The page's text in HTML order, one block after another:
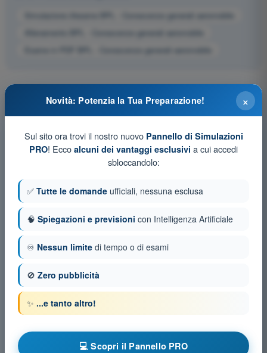
Simulazione d'esame BPL - Conoscenze generali aeromobile
Allenamento BPL - Conoscenze generali aeromobile
Esame in PDF BPL - Conoscenze generali aeromobile
×
Novità: Potenzia la Tua Preparazione!
Sul sito ora trovi il nostro nuovo Pannello di Simulazioni
PRO! Ecco alcuni dei vantaggi esclusivi a cui accedi
sbloccandolo:
✅ Tutte le domande ufficiali, nessuna esclusa
🧠 Spiegazioni e previsioni con Intelligenza Artificiale
♾️ Nessun limite di tempo o di esami
🚫 Zero pubblicità
✨ ...e tanto altro!
💻 Scopri il Pannello PRO